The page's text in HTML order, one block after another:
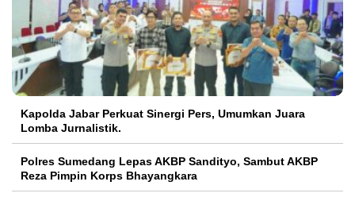
Kapolda Jabar Perkuat Sinergi Pers, Umumkan Juara
Lomba Jurnalistik.
Polres Sumedang Lepas AKBP Sandityo, Sambut AKBP
Reza Pimpin Korps Bhayangkara